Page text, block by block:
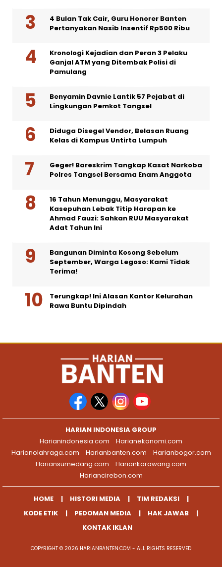
4 Bulan Tak Cair, Guru Honorer Banten
Pertanyakan Nasib Insentif Rp500 Ribu
Kronologi Kejadian dan Peran 3 Pelaku
Ganjal ATM yang Ditembak Polisi di
Pamulang
Benyamin Davnie Lantik 57 Pejabat di
Lingkungan Pemkot Tangsel
Diduga Disegel Vendor, Belasan Ruang
Kelas di Kampus Untirta Lumpuh
Geger! Bareskrim Tangkap Kasat Narkoba
Polres Tangsel Bersama Enam Anggota
16 Tahun Menunggu, Masyarakat
Kasepuhan Lebak Titip Harapan ke
Ahmad Fauzi: Sahkan RUU Masyarakat
Adat Tahun Ini
Bangunan Diminta Kosong Sebelum
September, Warga Legoso: Kami Tidak
Terima!
Terungkap! Ini Alasan Kantor Kelurahan
Rawa Buntu Dipindah
HARIAN INDONESIA GROUP
Harianindonesia.com
Harianekonomi.com
Harianolahraga.com
Harianbanten.com
Harianbogor.com
Hariansumedang.com
Hariankarawang.com
Hariancirebon.com
HOME HISTORI MEDIA
TIM REDAKSI
KODE ETIK
PEDOMAN MEDIA
HAK JAWAB
KONTAK IKLAN
COPYRIGHT © 2026 HARIANBANTEN.COM - ALL RIGHTS RESERVED